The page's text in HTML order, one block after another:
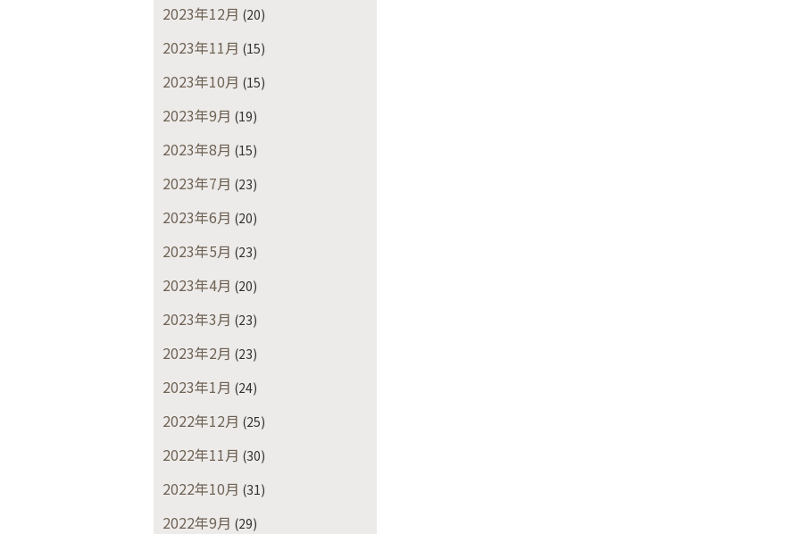
2023年12月 (20)
2023年11月 (15)
2023年10月 (15)
2023年9月 (19)
2023年8月 (15)
2023年7月 (23)
2023年6月 (20)
2023年5月 (23)
2023年4月 (20)
2023年3月 (23)
2023年2月 (23)
2023年1月 (24)
2022年12月 (25)
2022年11月 (30)
2022年10月 (31)
2022年9月 (29)